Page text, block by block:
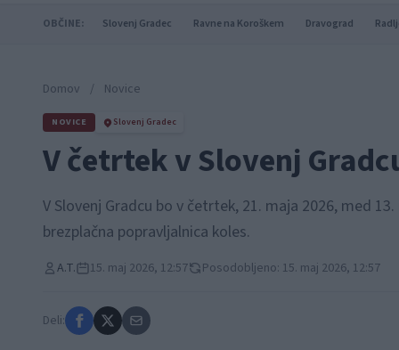
OBČINE: Slovenj Gradec Ravne na Koroškem Dravograd
Domov / Novice
NOVICE Slovenj Gradec
V četrtek v Slovenj
V Slovenj Gradcu bo v četrtek, 21. maja 2026, med
brezplačna popravljalnica koles.
A.T. 15. maj 2026, 12:57 Posodobljeno: 15. maj 2026, 12:57
Deli: